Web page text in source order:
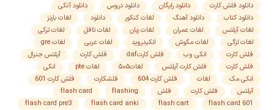
دانلود فلش کارت
دانلود رایگان دانلود دروس
دانلود آنکی
دانلود کتاب
دانلود آهنگ لغات کنکور دانلود
لغات بارنز
لغات آیلتس
لغات عمران لغات زبان لغات تافل
لغات ترکی
لغات لزگی
لغات مگوش انکیدروید لغات عربی
لغات gre
فلش کارت
انکی وب فلش کارتdaf فلش کارت
آیلتس جنرال
فلش کارت
فلش کارت آیلتس لغات۵۰۵ لغات pte
انکی
انکی مک
لغات فلش کارت 604 فلشکارت
فلش کارت 601
آیلتس
فلش کارت فلش flashing
flash card
flash card 601
flash cart
flash card anki
flash card pre3